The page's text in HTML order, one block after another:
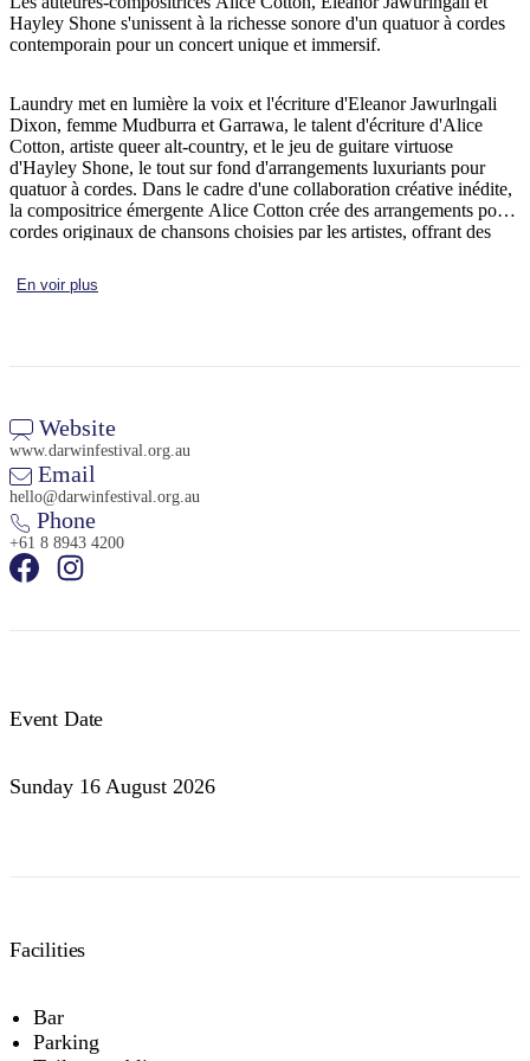
Rechercher:
Sign
up
Hayley Shone s'unissent à la richesse sonore d'un quatuor à cordes
contemporain pour un concert unique et immersif.
Laundry met en lumière la voix et l'écriture d'Eleanor Jawurlngali
Dixon, femme Mudburra et Garrawa, le talent d'écriture d'Alice
Cotton, artiste queer alt-country, et le jeu de guitare virtuose
d'Hayley Shone, le tout sur fond d'arrangements luxuriants pour
quatuor à cordes. Dans le cadre d'une collaboration créative inédite,
la compositrice émergente Alice Cotton crée des arrangements pour
cordes originaux de chansons choisies par les artistes, offrant des
String Quartet.
En voir plus
Website
www.darwinfestival.org.au
Email
hello@darwinfestival.org.au
Phone
+61 8 8943 4200
Event Date
Sunday 16 August 2026
Facilities
Bar
Parking